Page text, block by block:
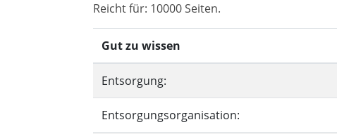
Reicht für: 10000 Seiten.
Gut zu wissen
Entsorgung:
Entsorgungsorganisation: